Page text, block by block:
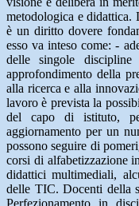
metodologica e didattica.
è un diritto dovere
esso va inteso come: -
delle singole
approfondimento della
alla ricerca e alla
lavoro è prevista la
del capo di istituto,
aggiornamento per un
possono seguire di
corsi di alfabetizzazione
didattici multimediali,
delle TIC. Docenti della